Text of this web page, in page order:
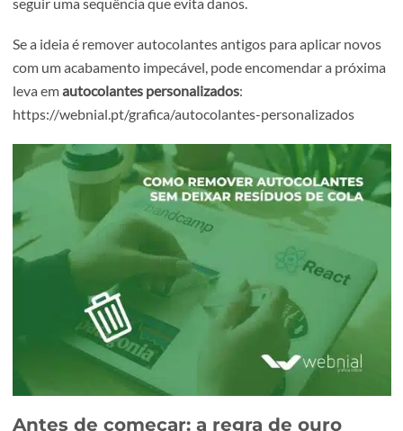
não precisa de produtos caros nem de força bruta.
isso sim, de escolher o método certo para a superfície
seguir uma sequência que evita danos.
Se a ideia é remover autocolantes antigos para aplicar
leva emautocolantes personalizados
https://webnial.pt/grafica/autocolantes-personalizados